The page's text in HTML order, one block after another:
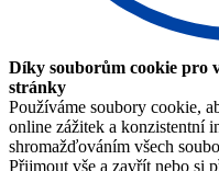
Díky souborům cookie pro
stránky
Používáme soubory cookie,
online zážitek a konzistentní
shromažďováním všech
Přijmout vše a zavřít nebo si